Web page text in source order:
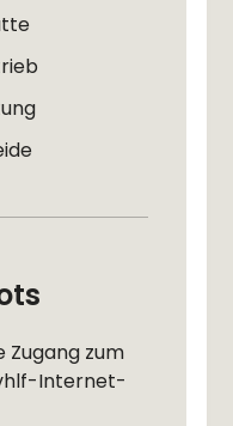
Zugang zum
Internet-